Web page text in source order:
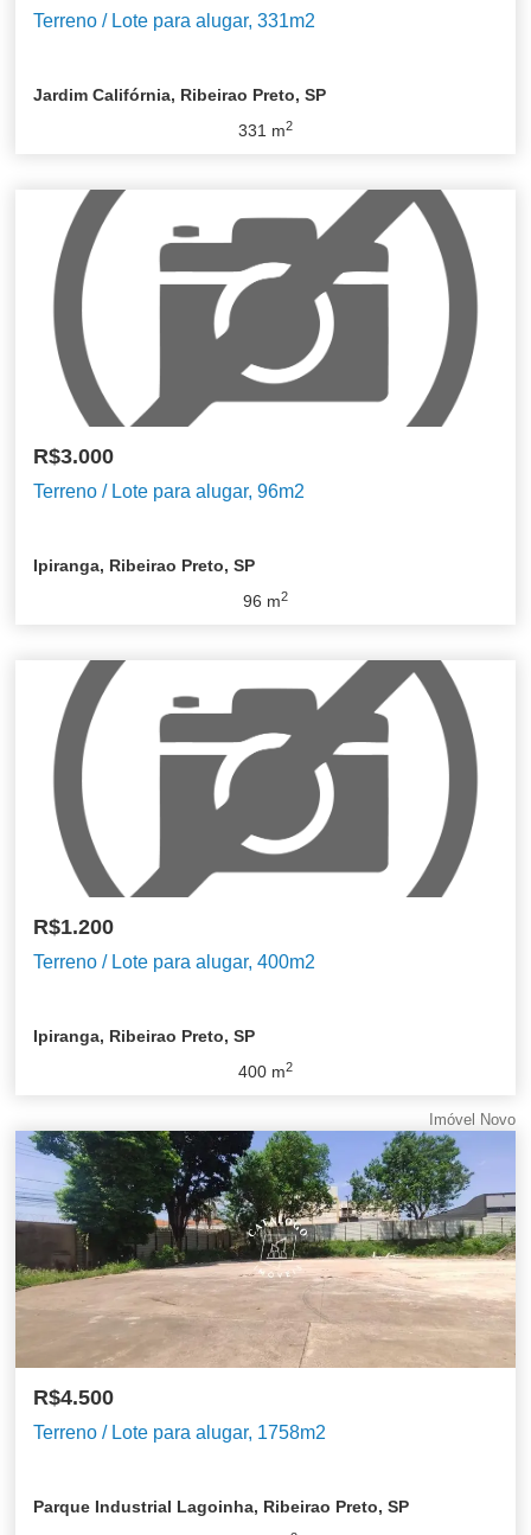
Terreno / Lote para alugar, 331m2
Jardim Califórnia, Ribeirao Preto, SP
331 m2
R$3.000
Terreno / Lote para alugar, 96m2
Ipiranga, Ribeirao Preto, SP
96 m2
R$1.200
Terreno / Lote para alugar, 400m2
Ipiranga, Ribeirao Preto, SP
400m2
Imóvel Novo
R$4.500
Terreno / Lote para alugar, 1758m2
Parque Industrial Lagoinha, Ribeirao Preto, SP